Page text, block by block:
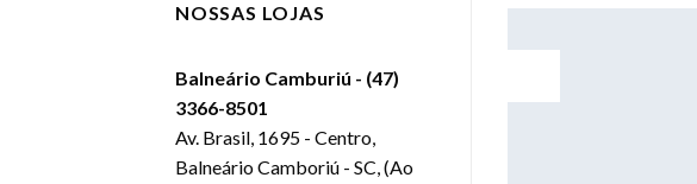
NOSSAS LOJAS
Balneário Camburiú - (47)
3366-8501
Av. Brasil, 1695 - Centro,
Balneário Camboriú - SC, (Ao